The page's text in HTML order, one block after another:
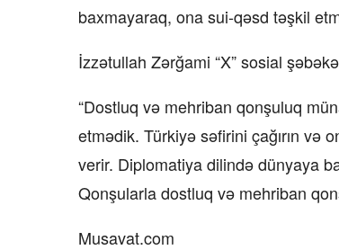
baxmayaraq, ona sui-qəsd təşkil
İzzətullah Zərğami “X” sosial
“Dostluq və mehriban qonşuluq
etmədik. Türkiyə səfirini çağırın və
verir. Diplomatiya dilində dünyaya
Qonşularla dostluq və mehriban
Musavat.com